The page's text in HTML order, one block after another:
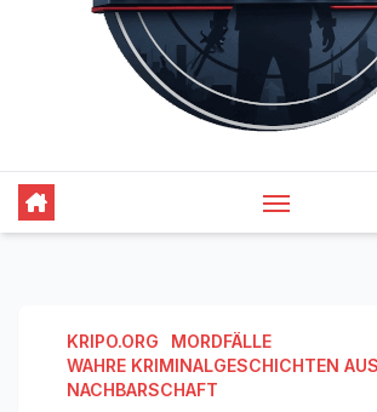
KRIPO.ORG
MORDFÄLLE
WAHRE KRIMINALGESCHICHTEN
NACHBARSCHAFT